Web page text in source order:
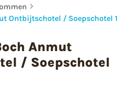
Ontbijtschotel / Soepschotel 1
Anmut
/ Soepschotel